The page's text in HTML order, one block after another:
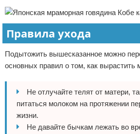
Правила ухода
Подытожить вышесказанное можно
основных правил о том, как вырастить
Не отлучайте телят от матери,
питаться молоком на протяжении
жизни.
Не давайте бычкам лежать во